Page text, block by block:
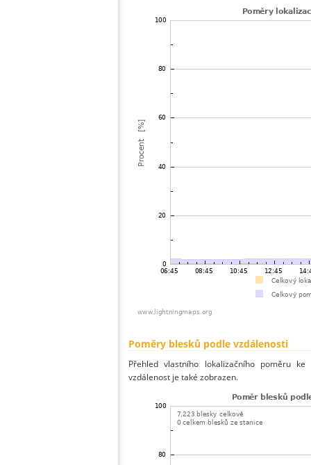
Poměry blesků podle vzdálenosti
Přehled vlastního lokalizačního poměru
vzdálenost je také zobrazen.